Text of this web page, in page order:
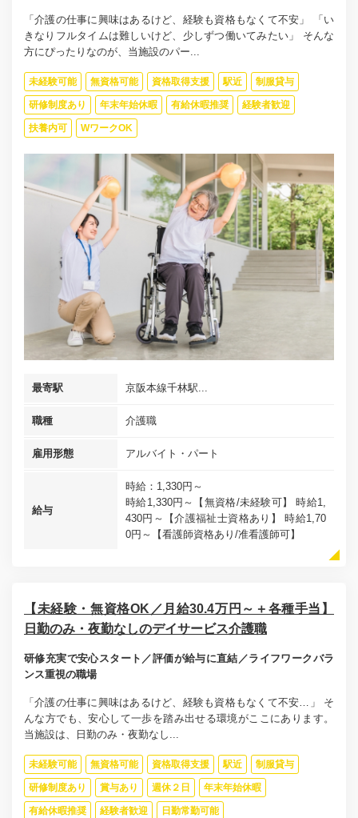
「介護の仕事に興味はあるけど、経験も資格もなくて不安」 「い
きなりフルタイムは難しいけど、少しずつ働いてみたい」 そんな
方にぴったりなのが、当施設のパー...
未経験可能 無資格可能 資格取得支援 駅近 制服貸与
研修制度あり 年末年始休暇 有給休暇推奨 経験者歓迎
扶養内可 WワークOK
最寄駅 京阪本線千林駅...
職種 介護職
雇用形態 アルバイト・パート
給与
時給：1,330円～
時給1,330円～【無資格/未経験可】 時給1,
430円～【介護福祉士資格あり】 時給1,70
0円～【看護師資格あり/准看護師可】
【未経験・無資格OK／月給30.4万円～＋各種手当】
日勤のみ・夜勤なしのデイサービス介護職
研修充実で安心スタート／評価が給与に直結／ライフワークバラ
ンス重視の職場
「介護の仕事に興味はあるけど、経験も資格もなくて不安…」 そ
んな方でも、安心して一歩を踏み出せる環境がここにあります。
当施設は、日勤のみ・夜勤なし...
未経験可能 無資格可能 資格取得支援 駅近 制服貸与
研修制度あり 賞与あり 週休２日 年末年始休暇
有給休暇推奨 経験者歓迎 日勤常勤可能